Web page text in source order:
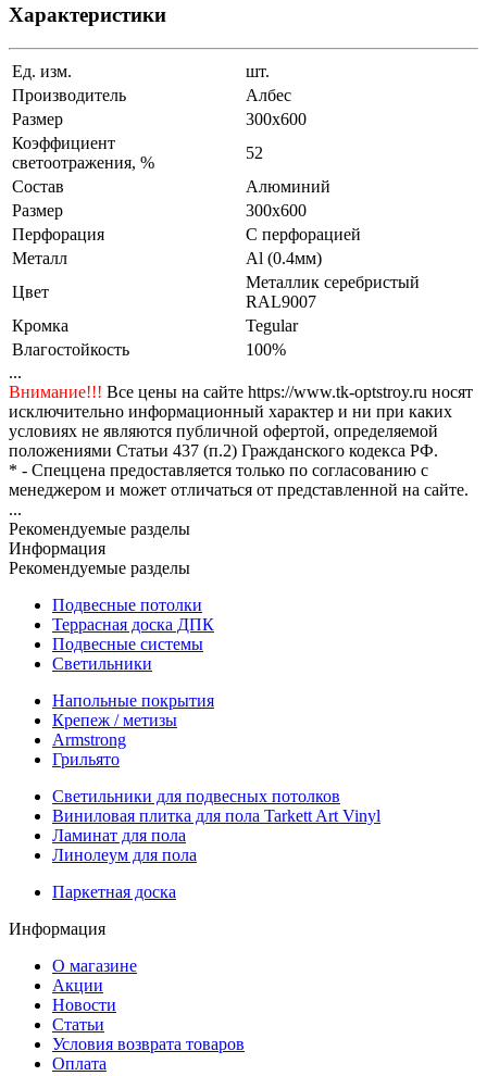
Характеристики
Ед. изм.
шт.
Производитель
Албес
Размер
300x600
Коэффициент
светоотражения, %
52
Состав
Алюминий
Размер
300x600
Перфорация
С перфорацией
Металл
Al (0.4мм)
Цвет
Металлик серебристый
RAL9007
Кромка
Tegular
Влагостойкость
100%
...
Внимание!!! Все цены на сайте https://www.tk-optstroy.ru носят
исключительно информационный характер и ни при каких
условиях не являются публичной офертой, определяемой
положениями Статьи 437 (п.2) Гражданского кодекса РФ.
* - Спеццена предоставляется только по согласованию с
менеджером и может отличаться от представленной на сайте.
...
Рекомендуемые разделы
Информация
Рекомендуемые разделы
Подвесные потолки
Террасная доска ДПК
Подвесные системы
Светильники
Напольные покрытия
Крепеж / метизы
Armstrong
Грильято
Светильники для подвесных потолков
Виниловая плитка для пола Tarkett Art Vinyl
Ламинат для пола
Линолеум для пола
Паркетная доска
Информация
О магазине
Акции
Новости
Статьи
Условия возврата товаров
Оплата